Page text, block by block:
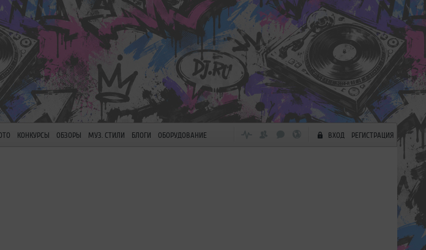
КОНКУРСЫ ОБЗОРЫ МУЗ. СТИЛИ БЛОГИ ОБОРУДОВАНИЕ ВХОД РЕГИСТРАЦИЯ